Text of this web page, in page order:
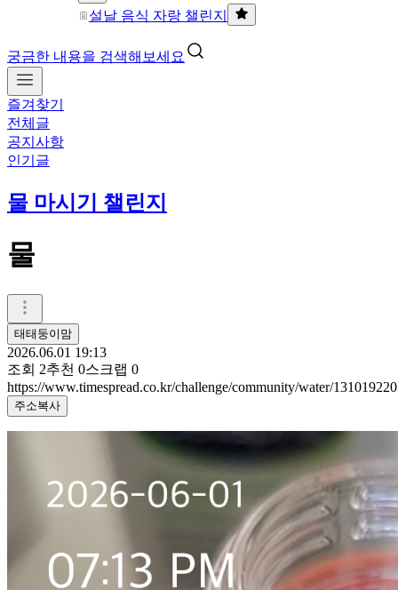
설날 음식 자랑 챌린지
궁금한 내용을 검색해보세요
즐겨찾기
전체글
공지사항
인기글
물 마시기 챌린지
물
태태둥이맘
2026.06.01 19:13
조회 2추천 0스크랩 0
https://www.timespread.co.kr/challenge/community/water/131019220
주소복사